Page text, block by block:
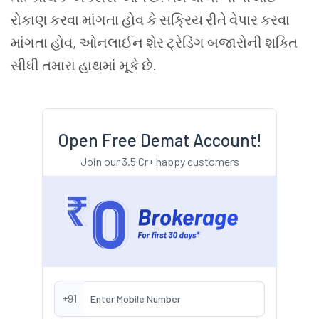
રોકાણ કરવા માંગતા હોવ કે સક્રિય રીતે વેપાર કરવા
માંગતા હોવ, ઓનલાઈન શેર ટ્રેડિંગ બજારોની શક્તિ
સીધી તમારા હાથમાં મૂકે છે.
Open Free Demat Account!
Join our 3.5 Cr+ happy customers
+91